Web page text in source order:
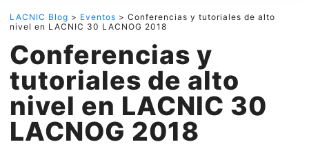
LACNIC Blog > Eventos > Conferencias y tutoriales de alto
nivel en LACNIC 30 LACNOG 2018
Conferencias y
tutoriales de alto
nivel en LACNIC 30
LACNOG 2018